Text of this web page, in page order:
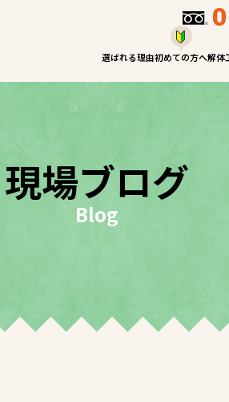
選ばれる理由初めての方へ解体
現場ブログ
Blog